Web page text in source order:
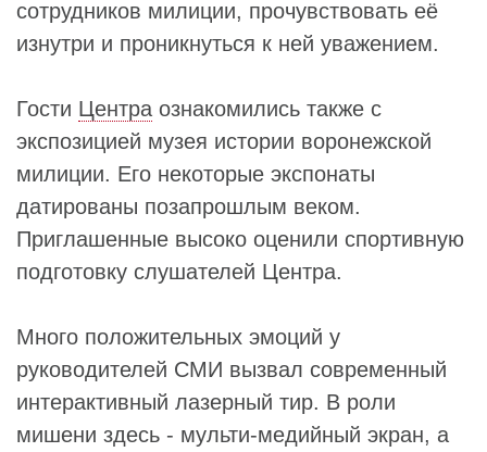
сотрудников милиции, прочувствовать её
изнутри и проникнуться к ней уважением.
Гости Центра ознакомились также с
экспозицией музея истории воронежской
милиции. Его некоторые экспонаты
датированы позапрошлым веком.
Приглашенные высоко оценили спортивную
подготовку слушателей Центра.
Много положительных эмоций у
руководителей СМИ вызвал современный
интерактивный лазерный тир. В роли
мишени здесь - мульти-медийный экран, а